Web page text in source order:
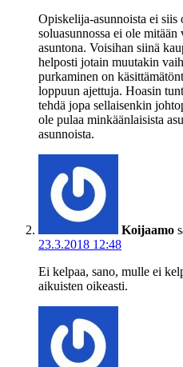
Opiskelija-asunnoista ei siis
soluasunnossa ei ole
asuntona. Voisihan siinä
helposti jotain muutakin
purkaminen on
loppuun ajettuja. Hoasin
tehdä jopa sellaisenkin
ole pulaa minkäänlaisista
asunnoista.
Koijaamo
23.3.2018 12:48
Ei kelpaa, sano, mulle ei
aikuisten oikeasti.